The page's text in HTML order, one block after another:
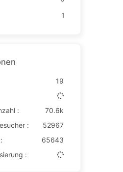
1
19
:
70.6k
:
52967
65643
: